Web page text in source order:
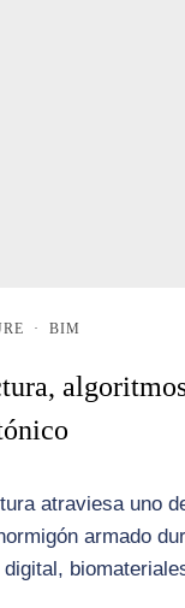
· BIM
atraviesa uno
armado